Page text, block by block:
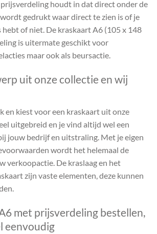
houdt in dat direct onder de
gedrukt waar direct te zien is of je
hebt of niet. De kraskaart A6 (105 x 148
is uitermate geschikt voor
maar ook als beursactie.
uit onze collectie en wij
en kiest voor een kraskaart uit onze
uitgebreid en je vind altijd wel een
jouw bedrijf en uitstraling. Met je eigen
wordt het helemaal de
verkoopactie. De kraslaag en het
zijn vaste elementen, deze kunnen
met prijsverdeling bestellen,
eenvoudig